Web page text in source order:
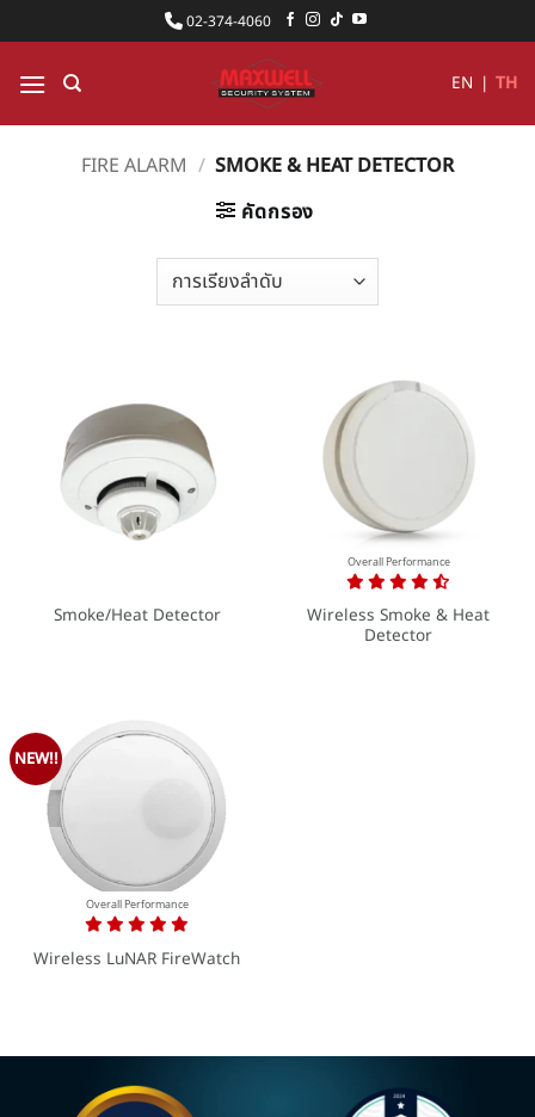
ไป
ยัง
เนื้อหา
02-374-4060
EN | TH
FIRE ALARM / SMOKE & HEAT DETECTOR
คัดกรอง
Smoke/Heat Detector
Overall Performance
Wireless Smoke & Heat
Detector
NEW!!
Overall Performance
Wireless LuNAR FireWatch